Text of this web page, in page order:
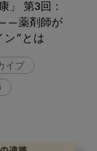
」 第3回：
薬剤師が
ン”とは
イブ